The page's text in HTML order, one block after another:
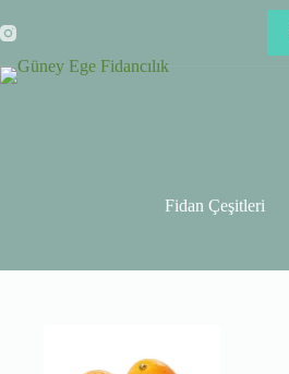
to
content
Fidan Çeşitleri